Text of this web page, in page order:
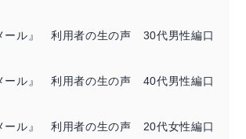
ール』 利用者の生の声 30代男性編口
ール』 利用者の生の声 40代男性編口
ール』 利用者の生の声 20代女性編口